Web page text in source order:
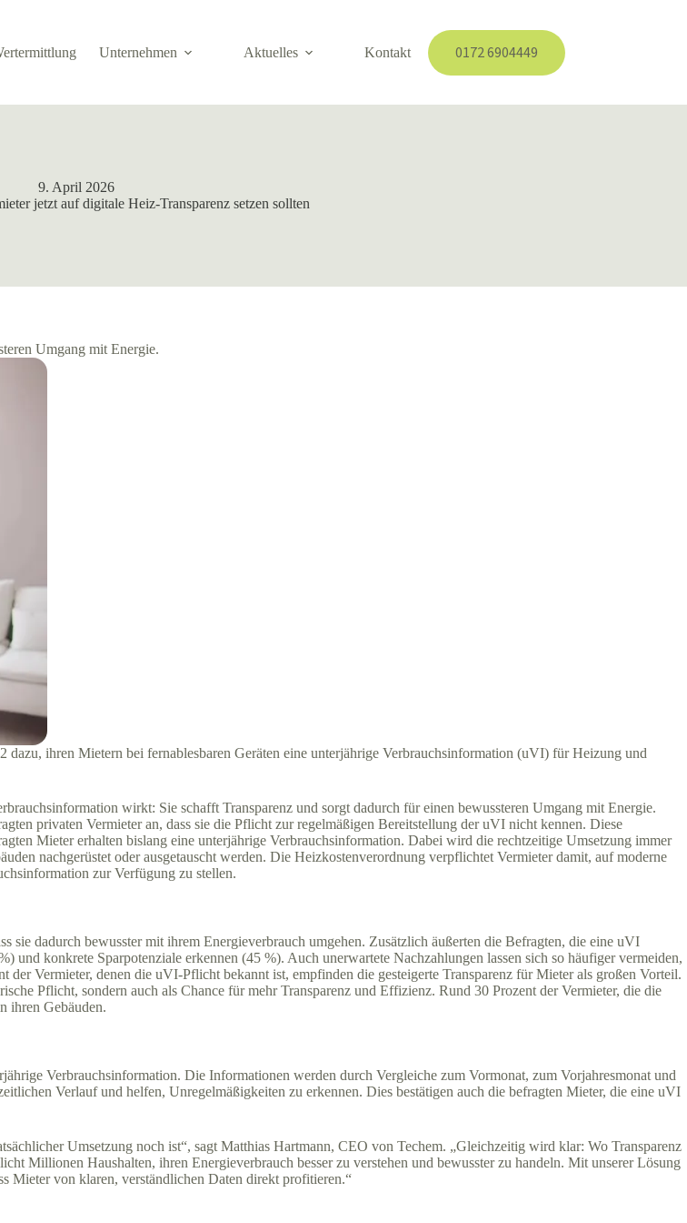
Unternehmen Aktuelles Kontakt 0172 6904449
9. April 2026
jetzt auf digitale Heiz-Transparenz setzen sollten
Umgang mit Energie.
ihren Mietern bei fernablesbaren Geräten eine unterjährige Verbrauchsinformation (uVI) für Heizung und
wirkt: Sie schafft Transparenz und sorgt dadurch für einen bewussteren Umgang mit Energie.
privaten Vermieter an, dass sie die Pflicht zur regelmäßigen Bereitstellung der uVI nicht kennen. Diese
Mieter erhalten bislang eine unterjährige Verbrauchsinformation. Dabei wird die rechtzeitige Umsetzung immer
nachgerüstet oder ausgetauscht werden. Die Heizkostenverordnung verpflichtet Vermieter damit, auf moderne
zur Verfügung zu stellen.
sie dadurch bewusster mit ihrem Energieverbrauch umgehen. Zusätzlich äußerten die Befragten, die eine uVI
und konkrete Sparpotenziale erkennen (45 %). Auch unerwartete Nachzahlungen lassen sich so häufiger vermeiden,
Vermieter, denen die uVI-Pflicht bekannt ist, empfinden die gesteigerte Transparenz für Mieter als großen Vorteil.
Pflicht, sondern auch als Chance für mehr Transparenz und Effizienz. Rund 30 Prozent der Vermieter, die die
ihren Gebäuden.
Verbrauchsinformation. Die Informationen werden durch Vergleiche zum Vormonat, zum Vorjahresmonat und
Verlauf und helfen, Unregelmäßigkeiten zu erkennen. Dies bestätigen auch die befragten Mieter, die eine uVI
Umsetzung noch ist“, sagt Matthias Hartmann, CEO von Techem. „Gleichzeitig wird klar: Wo Transparenz
Millionen Haushalten, ihren Energieverbrauch besser zu verstehen und bewusster zu handeln. Mit unserer Lösung
Mieter von klaren, verständlichen Daten direkt profitieren.“